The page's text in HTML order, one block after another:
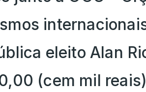
eleito Alan
(cem mil